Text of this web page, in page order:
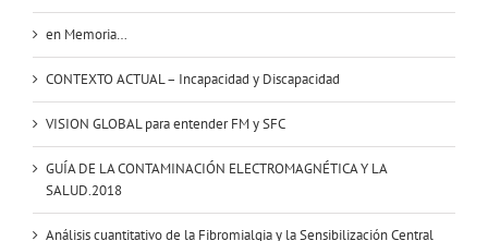
en Memoria…
CONTEXTO ACTUAL – Incapacidad y Discapacidad
VISION GLOBAL para entender FM y SFC
GUÍA DE LA CONTAMINACIÓN ELECTROMAGNÉTICA Y LA
SALUD.2018
Análisis cuantitativo de la Fibromialgia y la Sensibilización Central